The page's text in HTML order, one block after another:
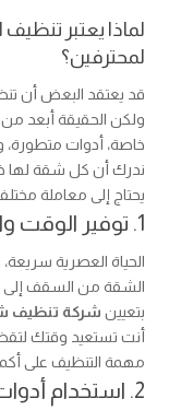
لماذا يعتبر
لمحترفين؟
قد يعتقد البعض أن
ولكن الحقيقة أبعد من
خاصة، أدوات متطورة،
ندرك أن كل شقة لها
يحتاج إلى معاملة
1. توفير الوقت والجهد
الحياة العصرية
الشقة من السقف إلى
بتعيين شركة تنظيف
أنت تستعيد وقتك
مهمة التنظيف على
2. استخدام أدوات متخصصة